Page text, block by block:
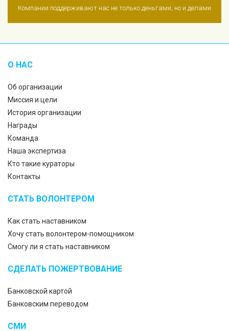
Компании поддерживают нас не только деньгами, но и делами
О НАС
Об организации
Миссия и цели
История организации
Награды
Команда
Наша экспертиза
Кто такие кураторы
Контакты
СТАТЬ ВОЛОНТЕРОМ
Как стать наставником
Хочу стать волонтером-помощником
Смогу ли я стать наставником
СДЕЛАТЬ ПОЖЕРТВОВАНИЕ
Банковской картой
Банковским переводом
СМИ